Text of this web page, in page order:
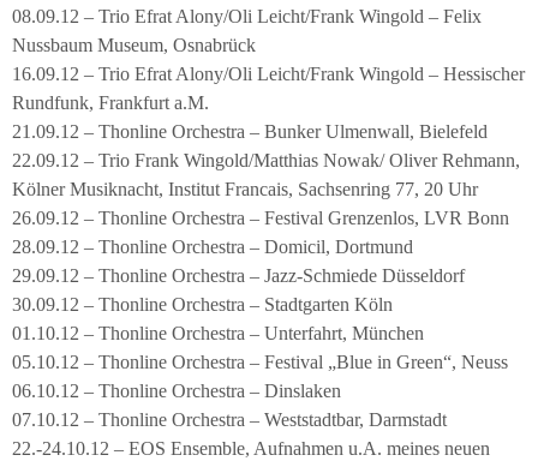
08.09.12 – Trio Efrat Alony/Oli Leicht/Frank Wingold – Felix
Nussbaum Museum, Osnabrück
16.09.12 – Trio Efrat Alony/Oli Leicht/Frank Wingold – Hessischer
Rundfunk, Frankfurt a.M.
21.09.12 – Thonline Orchestra – Bunker Ulmenwall, Bielefeld
22.09.12 – Trio Frank Wingold/Matthias Nowak/ Oliver Rehmann,
Kölner Musiknacht, Institut Francais, Sachsenring 77, 20 Uhr
26.09.12 – Thonline Orchestra – Festival Grenzenlos, LVR Bonn
28.09.12 – Thonline Orchestra – Domicil, Dortmund
29.09.12 – Thonline Orchestra – Jazz-Schmiede Düsseldorf
30.09.12 – Thonline Orchestra – Stadtgarten Köln
01.10.12 – Thonline Orchestra – Unterfahrt, München
05.10.12 – Thonline Orchestra – Festival „Blue in Green“, Neuss
06.10.12 – Thonline Orchestra – Dinslaken
07.10.12 – Thonline Orchestra – Weststadtbar, Darmstadt
22.-24.10.12 – EOS Ensemble, Aufnahmen u.A. meines neuen